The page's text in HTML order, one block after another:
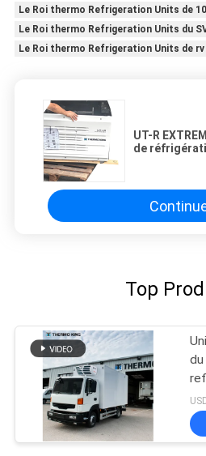
Le Roi thermo Refrigeration Units de
Le Roi thermo Refrigeration Units du
Le Roi thermo Refrigeration Units de rv
UT-R
de
Top